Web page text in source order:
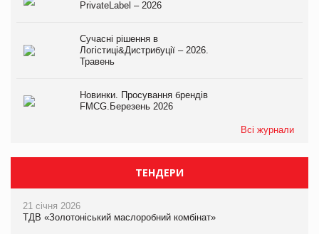
PrivateLabel – 2026
Сучасні рішення в
Логістиці&Дистрибуції – 2026.
Травень
Новинки. Просування брендів
FMCG.Березень 2026
Всі журнали
ТЕНДЕРИ
21 січня 2026
ТДВ «Золотоніський маслоробний комбінат»